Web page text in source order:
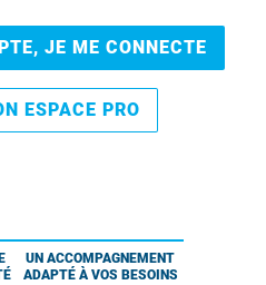
JE ME CONNECTE
ESPACE PRO
UN ACCOMPAGNEMENT
ADAPTÉ À VOS BESOINS